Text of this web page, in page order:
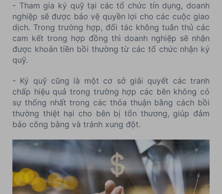
- Tham gia ký quỹ tại các tổ chức tín dụng, doanh
nghiệp sẽ được bảo vệ quyền lợi cho các cuộc giao
dịch. Trong trường hợp, đối tác không tuân thủ các
cam kết trong hợp đồng thì doanh nghiệp sẽ nhận
được khoản tiền bồi thường từ các tổ chức nhận ký
quỹ.
- Ký quỹ cũng là một cơ sở giải quyết các tranh
chấp hiệu quả trong trường hợp các bên không có
sự thống nhất trong các thỏa thuận bằng cách bồi
thường thiệt hại cho bên bị tổn thương, giúp đảm
bảo công bằng và tránh xung đột.